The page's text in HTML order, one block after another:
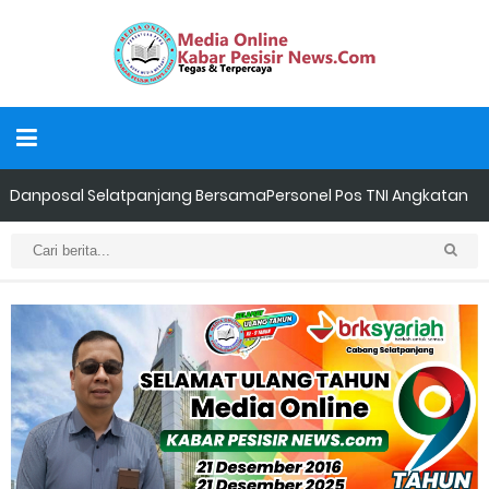
Danposal Selatpanjang BersamaPersonel Pos TNI Angkatan
Laut (Posal) Selatpanjang melaksanakan kegiatan sosial
berupa pengecatan dua unit rumah warga di kawasan
nelayan
LAMR Kepulauan Meranti Apresiasi Ekspedisi Merah Putih Presisi
Polda Riau yang Bernuansa Melayu